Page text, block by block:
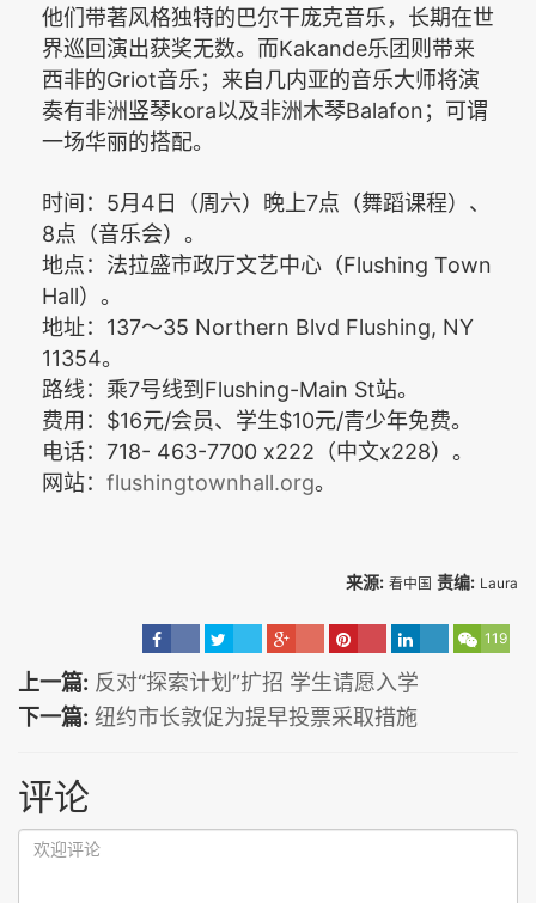
他们带著风格独特的巴尔干庞克音乐，长期在世
界巡回演出获奖无数。而Kakande乐团则带来
西非的Griot音乐；来自几内亚的音乐大师将演
奏有非洲竖琴kora以及非洲木琴Balafon ；可谓
一场华丽的搭配。
时间： 5月 4 日（周六）晚上7点（舞蹈课程）、
8点（音乐会）。
地点：法拉盛市政厅文艺中心（Flushing Town
Hall）。
地址： 137～35 Northern Blvd Flushing, NY
11354。
路线：乘7号线到 Flushing-Main St站。
费用： $16元/会员、学生$10元/青少年免费。
电话： 718- 463-7700 x222 （中文x228）。
网站： flushingtownhall.org。
来源: 看中国 责编: Laura
119
上一篇: 反对“探索计划”扩招 学生请愿入学
下一篇: 纽约市长敦促为提早投票采取措施
评论